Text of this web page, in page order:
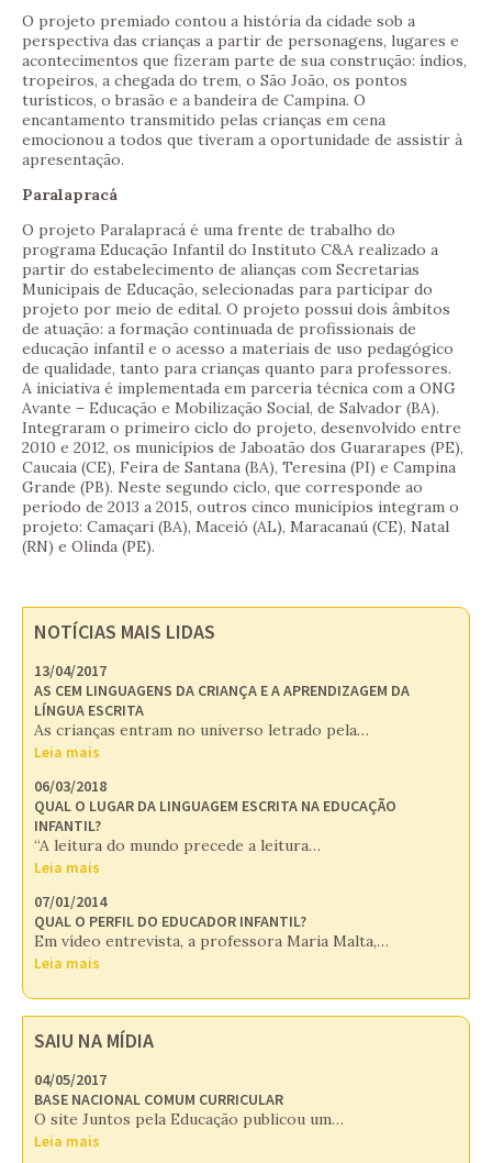
O projeto premiado contou a história da cidade sob a
perspectiva das crianças a partir de personagens, lugares e
acontecimentos que fizeram parte de sua construção: índios,
tropeiros, a chegada do trem, o São João, os pontos
turísticos, o brasão e a bandeira de Campina. O
encantamento transmitido pelas crianças em cena
emocionou a todos que tiveram a oportunidade de assistir à
apresentação.
Paralapracá
O projeto Paralapracá é uma frente de trabalho do
programa Educação Infantil do Instituto C&A realizado a
partir do estabelecimento de alianças com Secretarias
Municipais de Educação, selecionadas para participar do
projeto por meio de edital. O projeto possui dois âmbitos
de atuação: a formação continuada de profissionais de
educação infantil e o acesso a materiais de uso pedagógico
de qualidade, tanto para crianças quanto para professores.
A iniciativa é implementada em parceria técnica com a ONG
Avante – Educação e Mobilização Social, de Salvador (BA).
Integraram o primeiro ciclo do projeto, desenvolvido entre
2010 e 2012, os municípios de Jaboatão dos Guararapes (PE),
Caucaia (CE), Feira de Santana (BA), Teresina (PI) e Campina
Grande (PB). Neste segundo ciclo, que corresponde ao
período de 2013 a 2015, outros cinco municípios integram o
projeto: Camaçari (BA), Maceió (AL), Maracanaú (CE), Natal
(RN) e Olinda (PE).
NOTÍCIAS MAIS LIDAS
13/04/2017
AS CEM LINGUAGENS DA CRIANÇA E A APRENDIZAGEM DA
LÍNGUA ESCRITA
As crianças entram no universo letrado pela…
Leia mais
06/03/2018
QUAL O LUGAR DA LINGUAGEM ESCRITA NA EDUCAÇÃO
INFANTIL?
“A leitura do mundo precede a leitura…
Leia mais
07/01/2014
QUAL O PERFIL DO EDUCADOR INFANTIL?
Em vídeo entrevista, a professora Maria Malta,…
Leia mais
SAIU NA MÍDIA
04/05/2017
BASE NACIONAL COMUM CURRICULAR
O site Juntos pela Educação publicou um…
Leia mais